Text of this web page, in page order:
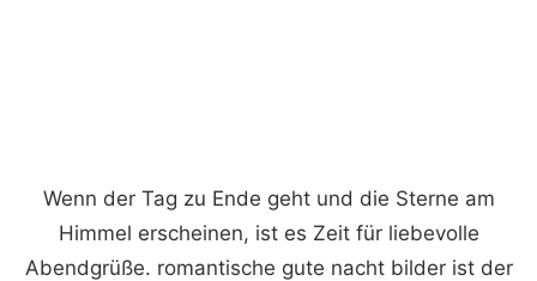
Wenn der Tag zu Ende geht und die Sterne am
Himmel erscheinen, ist es Zeit für liebevolle
Abendgrüße. romantische gute nacht bilder ist der